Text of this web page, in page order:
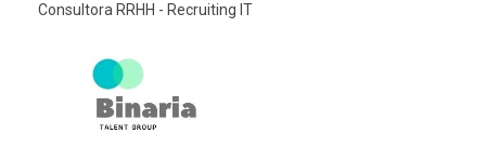
Consultora RRHH - Recruiting IT